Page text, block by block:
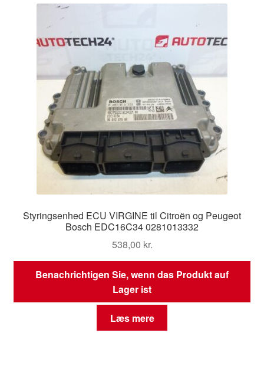
Styringsenhed ECU VIRGINE til Citroën og Peugeot
Bosch EDC16C34 0281013332
538,00 kr.
Benachrichtigen Sie, wenn das Produkt auf
Lager ist
Læs mere